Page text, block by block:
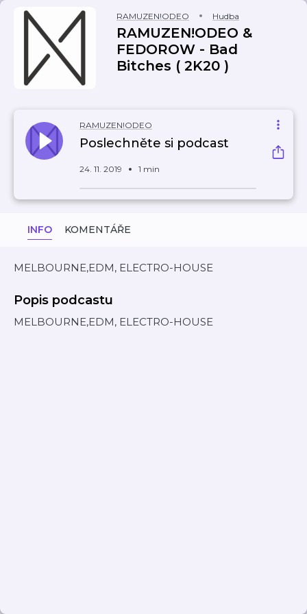
RAMUZEN!ODEO Hudba
RAMUZEN!ODEO &
FEDOROW - Bad
Bitches ( 2K20 )
RAMUZEN!ODEO
Poslechněte si podcast
24. 11. 2019 1 min
INFO KOMENTÁŘE
MELBOURNE,EDM, ELECTRO-HOUSE
Popis podcastu
MELBOURNE,EDM, ELECTRO-HOUSE